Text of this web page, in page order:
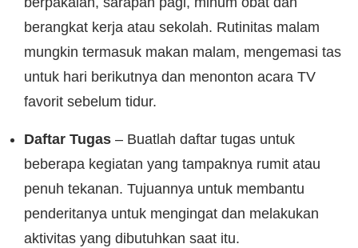
berangkat kerja atau sekolah. Rutinitas malam
mungkin termasuk makan malam, mengemasi tas
untuk hari berikutnya dan menonton acara TV
favorit sebelum tidur.
Daftar Tugas – Buatlah daftar tugas untuk
beberapa kegiatan yang tampaknya rumit atau
penuh tekanan. Tujuannya untuk membantu
penderitanya untuk mengingat dan melakukan
aktivitas yang dibutuhkan saat itu.